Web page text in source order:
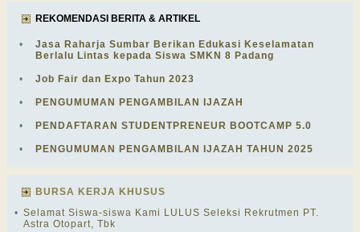
REKOMENDASI BERITA & ARTIKEL
•
Jasa Raharja Sumbar Berikan Edukasi Keselamatan
Berlalu Lintas kepada Siswa SMKN 8 Padang
• Job Fair dan Expo Tahun 2023
• PENGUMUMAN PENGAMBILAN IJAZAH
• PENDAFTARAN STUDENTPRENEUR BOOTCAMP 5.0
• PENGUMUMAN PENGAMBILAN IJAZAH TAHUN 2025
BURSA KERJA KHUSUS
• Selamat Siswa-siswa Kami LULUS Seleksi Rekrutmen PT.
Astra Otopart, Tbk